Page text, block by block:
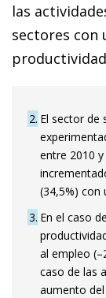
las
sectores con
2 El sector de
entre 2010
(34,5%) con
3 En el caso
al empleo
caso de las
aumento